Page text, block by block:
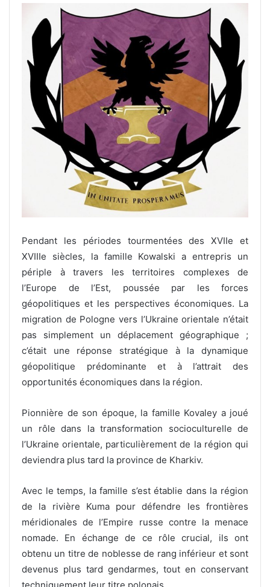
Pendant les périodes tourmentées des XVIIe et
XVIIIe siècles, la famille Kowalski a entrepris un
périple à travers les territoires complexes de
l’Europe de l’Est, poussée par les forces
géopolitiques et les perspectives économiques. La
migration de Pologne vers l’Ukraine orientale n’était
pas simplement un déplacement géographique ;
c’était une réponse stratégique à la dynamique
géopolitique prédominante et à l’attrait des
opportunités économiques dans la région.
Pionnière de son époque, la famille Kovaley a joué
un rôle dans la transformation socioculturelle de
l’Ukraine orientale, particulièrement de la région qui
deviendra plus tard la province de Kharkiv.
Avec le temps, la famille s’est établie dans la région
de la rivière Kuma pour défendre les frontières
méridionales de l’Empire russe contre la menace
nomade. En échange de ce rôle crucial, ils ont
obtenu un titre de noblesse de rang inférieur et sont
devenus plus tard gendarmes, tout en conservant